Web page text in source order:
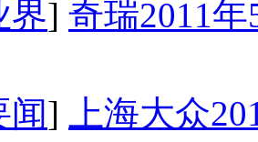
界] 奇瑞2011
闻]
上海大众